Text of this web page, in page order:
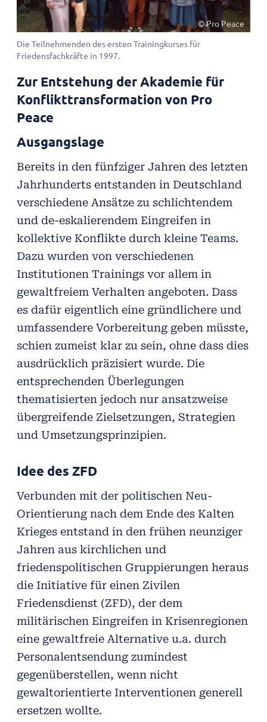
© Pro Peace
Die Teilnehmenden des ersten Trainingkurses für
Friedensfachkräfte in 1997.
Zur Entstehung der Akademie für
Konflikttransformation von Pro
Peace
Ausgangslage
Bereits in den fünfziger Jahren des letzten
Jahrhunderts entstanden in Deutschland
verschiedene Ansätze zu schlichtendem
und de-eskalierendem Eingreifen in
kollektive Konflikte durch kleine Teams.
Dazu wurden von verschiedenen
Institutionen Trainings vor allem in
gewaltfreiem Verhalten angeboten. Dass
es dafür eigentlich eine gründlichere und
umfassendere Vorbereitung geben müsste,
schien zumeist klar zu sein, ohne dass dies
ausdrücklich präzisiert wurde. Die
entsprechenden Überlegungen
thematisierten jedoch nur ansatzweise
übergreifende Zielsetzungen, Strategien
und Umsetzungsprinzipien.
Idee des ZFD
Verbunden mit der politischen Neu-
Orientierung nach dem Ende des Kalten
Krieges entstand in den frühen neunziger
Jahren aus kirchlichen und
friedenspolitischen Gruppierungen heraus
die Initiative für einen Zivilen
Friedensdienst (ZFD), der dem
militärischen Eingreifen in Krisenregionen
eine gewaltfreie Alternative u.a. durch
Personalentsendung zumindest
gegenüberstellen, wenn nicht
gewaltorientierte Interventionen generell
ersetzen wollte.